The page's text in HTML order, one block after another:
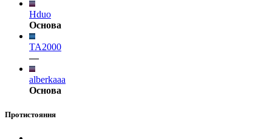
Hduo
Основа
TA2000
—
alberkaaa
Основа
Протистояння